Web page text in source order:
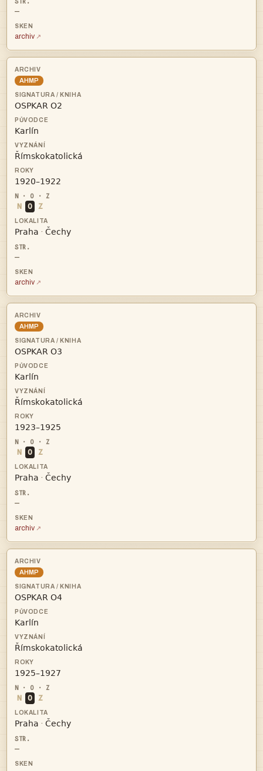
—
archiv
AHMP




N O Z
 · 
—
archiv
AHMP




N O Z
 · 
—
archiv
AHMP




N O Z
 · 
—